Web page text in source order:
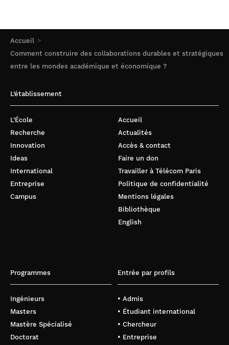
Accueil
Comment construire des collaborations durables et stratégiques
entre les mondes académique et économique ?
L’établissement
L’École
Recherche
Innovation
Ideas
International
Entreprise
Campus
Accueil
Actualités
Accès & contact
Faire un don
Travailler à Télécom Paris
Politique de confidentialité
Mentions légales
Bibliothèque
English
Programmes
Ingénieurs
Masters
Mastère Spécialisé
Doctorat
Entrée par profils
• Admis
• Étudiant international
• Chercheur
• Entreprise